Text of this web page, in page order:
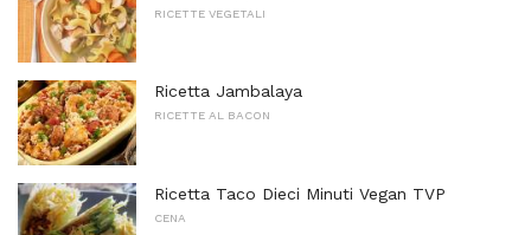
RICETTE VEGETALI
Ricetta Jambalaya
RICETTE AL BACON
Ricetta Taco Dieci Minuti Vegan TVP
CENA